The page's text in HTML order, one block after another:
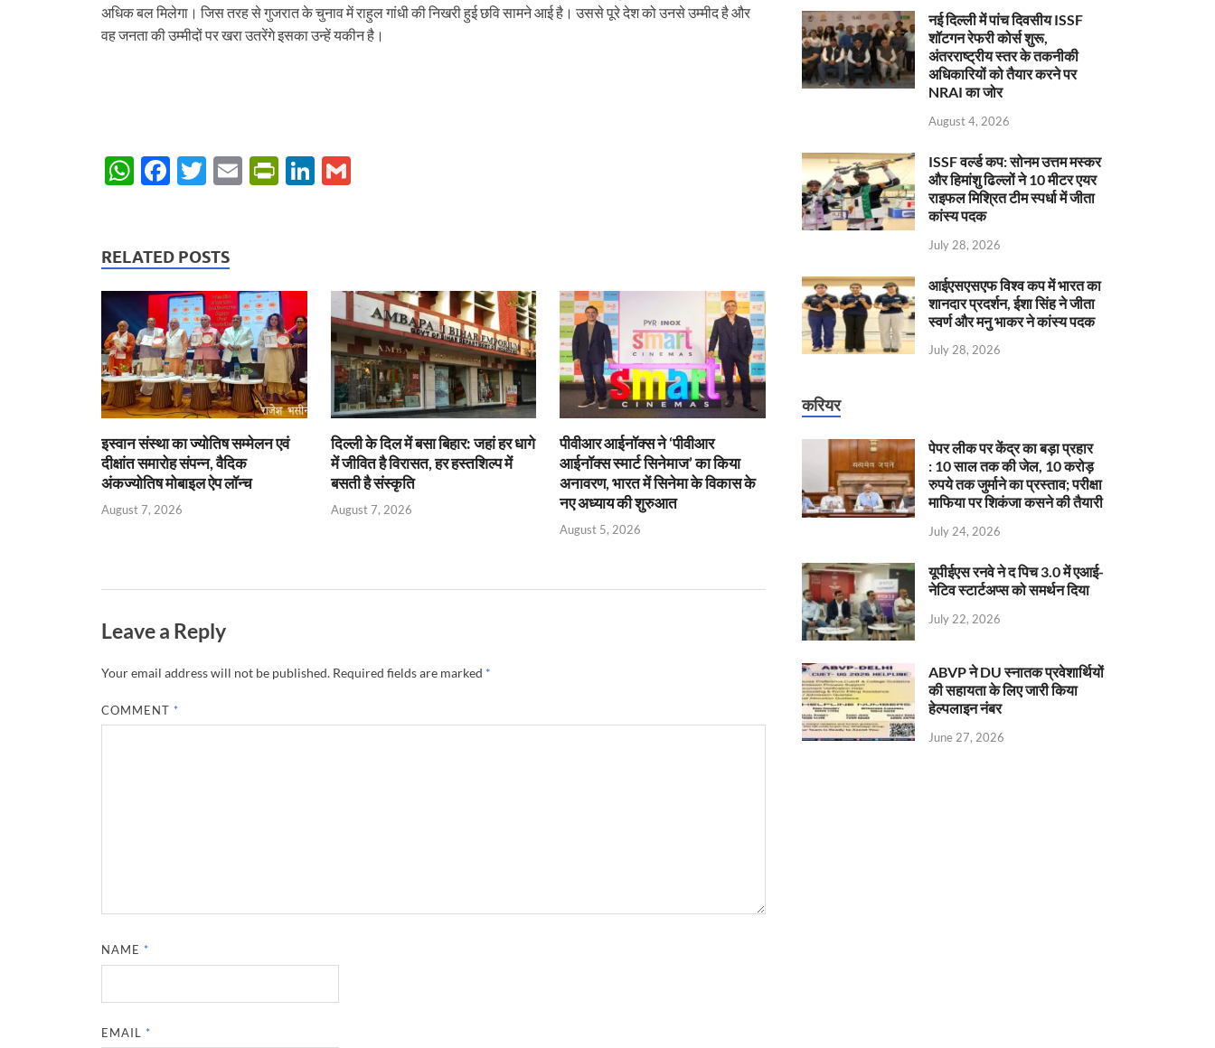
अधिक बल मिलेगा। जिस तरह से गुजरात के चुनाव में राहुल गांधी की निखरी हुई छवि सामने आई है। उससे पूरे देश को उनसे उम्मीद है और
वह जनता की उम्मीदों पर खरा उतरेंगे इसका उन्हें यकीन है।
W
s
A
p
p
F
b
o
o
k
T
er
E
P
ie
n
dl
y
Li
dI
RELATED POSTS
इस्वान संस्था का ज्योतिष सम्मेलन एवं
दीक्षांत समारोह संपन्न, वैदिक
अंकज्योतिष मोबाइल ऐप लॉन्च
August 7, 2026
दिल्ली के दिल में बसा बिहार: जहां हर धागे
में जीवित है विरासत, हर हस्तशिल्प में
बसती है संस्कृति
August 7, 2026
पीवीआर आईनॉक्स ने ‘पीवीआर
आईनॉक्स स्मार्ट सिनेमाज’ का किया
अनावरण, भारत में सिनेमा के विकास के
नए अध्याय की शुरुआत
August 5, 2026
Leave a Reply
Your email address will not be published. Required fields are marked *
COMMENT *
NAME *
EMAIL *
नई दिल्ली में पांच दिवसीय ISSF
शॉटगन रेफरी कोर्स शुरू,
अंतरराष्ट्रीय स्तर के तकनीकी
अधिकारियों को तैयार करने पर
NRAI का जोर
August 4, 2026
ISSF वर्ल्ड कप: सोनम उत्तम मस्कर
और हिमांशु ढिल्लों ने 10 मीटर एयर
राइफल मिश्रित टीम स्पर्धा में जीता
कांस्य पदक
July 28, 2026
आईएसएसएफ विश्व कप में भारत का
शानदार प्रदर्शन, ईशा सिंह ने जीता
स्वर्ण और मनु भाकर ने कांस्य पदक
July 28, 2026
करियर
पेपर लीक पर केंद्र का बड़ा प्रहार
: 10 साल तक की जेल, 10 करोड़
रुपये तक जुर्माने का प्रस्ताव; परीक्षा
माफिया पर शिकंजा कसने की तैयारी
July 24, 2026
यूपीईएस रनवे ने द पिच 3.0 में एआई-
नेटिव स्टार्टअप्स को समर्थन दिया
July 22, 2026
ABVP ने DU स्नातक प्रवेशार्थियों
की सहायता के लिए जारी किया
हेल्पलाइन नंबर
June 27, 2026